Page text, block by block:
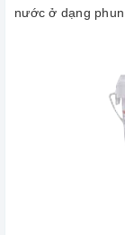
nước ở dạng